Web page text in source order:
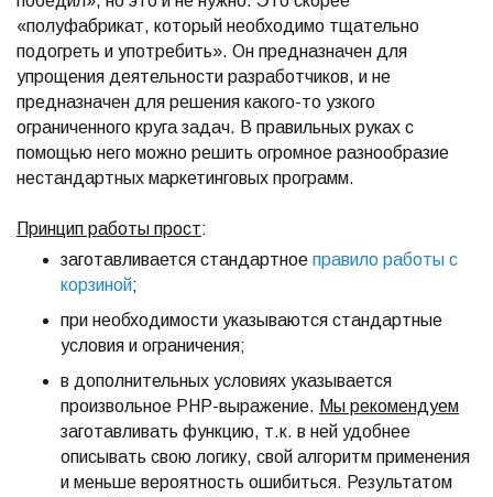
«полуфабрикат, который необходимо тщательно
подогреть и употребить». Он предназначен для
упрощения деятельности разработчиков, и не
предназначен для решения какого-то узкого
ограниченного круга задач. В правильных руках с
помощью него можно решить огромное разнообразие
нестандартных маркетинговых программ.
Принцип работы прост:
заготавливается стандартное правило работы с
корзиной;
при необходимости указываются стандартные
условия и ограничения;
в дополнительных условиях указывается
произвольное PHP-выражение. Мы рекомендуем
заготавливать функцию, т.к. в ней удобнее
описывать свою логику, свой алгоритм применения
и меньше вероятность ошибиться. Результатом